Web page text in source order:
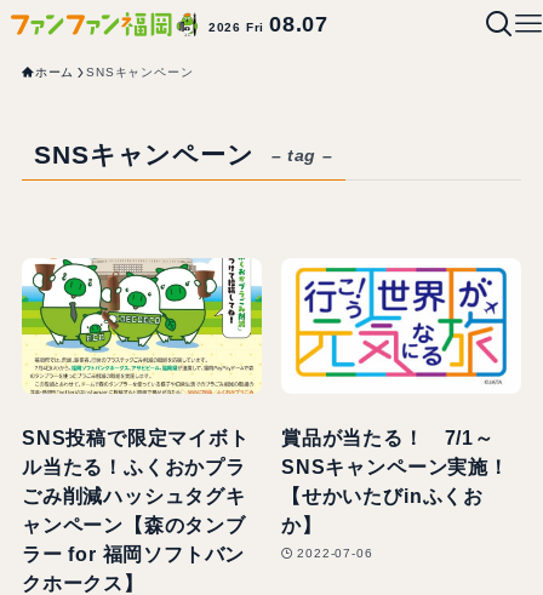
2026 Fri08.07
ホーム SNSキャンペーン
SNSキャンペーン – tag –
SNS投稿で限定マイボト
ル当たる！ふくおかプラ
ごみ削減ハッシュタグキ
ャンペーン【森のタンブ
ラー for 福岡ソフトバン
クホークス】
賞品が当たる！ 7/1～
SNSキャンペーン実施！
【せかいたびinふくお
か】
2022-07-06